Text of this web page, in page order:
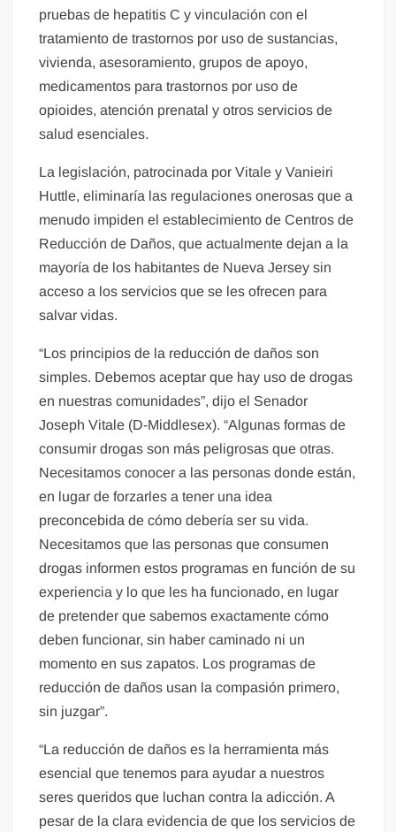
pruebas de hepatitis C y vinculación con el
tratamiento de trastornos por uso de sustancias,
vivienda, asesoramiento, grupos de apoyo,
medicamentos para trastornos por uso de
opioides, atención prenatal y otros servicios de
salud esenciales.
La legislación, patrocinada por Vitale y Vanieiri
Huttle, eliminaría las regulaciones onerosas que a
menudo impiden el establecimiento de Centros de
Reducción de Daños, que actualmente dejan a la
mayoría de los habitantes de Nueva Jersey sin
acceso a los servicios que se les ofrecen para
salvar vidas.
“Los principios de la reducción de daños son
simples. Debemos aceptar que hay uso de drogas
en nuestras comunidades”, dijo el Senador
Joseph Vitale (D-Middlesex). “Algunas formas de
consumir drogas son más peligrosas que otras.
Necesitamos conocer a las personas donde están,
en lugar de forzarles a tener una idea
preconcebida de cómo debería ser su vida.
Necesitamos que las personas que consumen
drogas informen estos programas en función de su
experiencia y lo que les ha funcionado, en lugar
de pretender que sabemos exactamente cómo
deben funcionar, sin haber caminado ni un
momento en sus zapatos. Los programas de
reducción de daños usan la compasión primero,
sin juzgar”.
“La reducción de daños es la herramienta más
esencial que tenemos para ayudar a nuestros
seres queridos que luchan contra la adicción. A
pesar de la clara evidencia de que los servicios de